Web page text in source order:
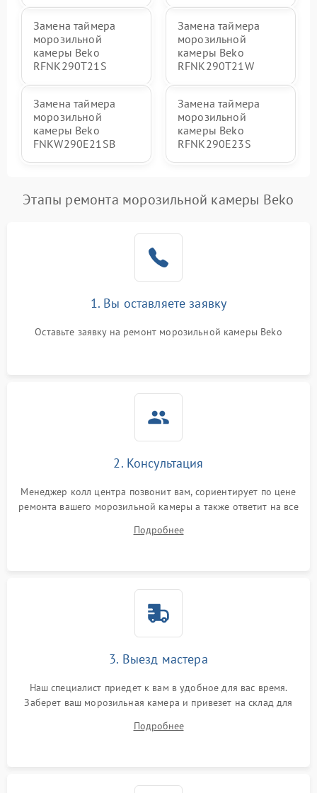
Замена таймера
морозильной
камеры Beko
RFNK290T21S
Замена таймера
морозильной
камеры Beko
RFNK290T21W
Замена таймера
морозильной
камеры Beko
FNKW290E21SB
Замена таймера
морозильной
камеры Beko
RFNK290E23S
Этапы ремонта морозильной камеры Beko
1. Вы оставляете заявку
Оставьте заявку на ремонт морозильной камеры Beko
2. Консультация
Менеджер колл центра позвонит вам, сориентирует по цене
ремонта вашего морозильной камеры а также ответит на все
Подробнее
3. Выезд мастера
Наш специалист приедет к вам в удобное для вас время.
Заберет ваш морозильная камера и привезет на склад для
Подробнее